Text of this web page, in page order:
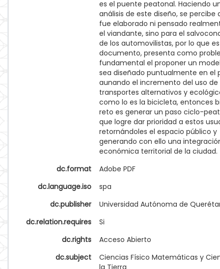
es el puente peatonal. Haciendo
análisis de este diseño, se percibe
fue elaborado ni pensado
el viandante, sino para el
de los automovilistas, por lo que
documento, presenta como
fundamental el proponer un
sea diseñado puntualmente en el
aunando el incremento del uso de
transportes alternativos y
como lo es la bicicleta, entonces
reto es generar un paso ciclo-
que logre dar prioridad a estos
retornándoles el espacio público y
generando con ello una
económica territorial de la ciudad.
dc.format
Adobe PDF
dc.language.iso
spa
dc.publisher
Universidad Autónoma de
dc.relation.requires
Si
dc.rights
Acceso Abierto
dc.subject
Ciencias Físico Matemáticas y
la Tierra